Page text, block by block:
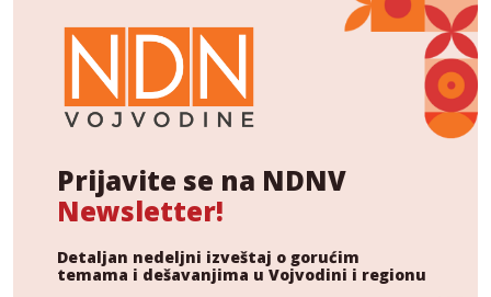
Prijavite se na NDNV
Newsletter!
Detaljan nedeljni izveštaj o gorućim
temama i dešavanjima u Vojvodini i regionu